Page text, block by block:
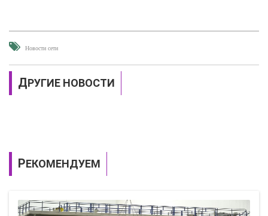
Новости сети
ДРУГИЕ НОВОСТИ
РЕКОМЕНДУЕМ